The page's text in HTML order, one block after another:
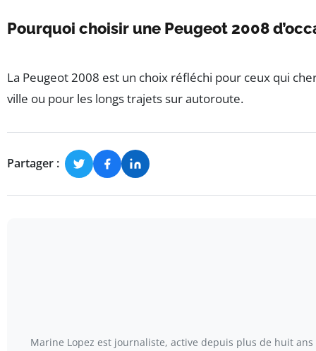
Pourquoi choisir une Peugeot 2008
La Peugeot 2008 est un choix réfléchi pour ceux qui
ville ou pour les longs trajets sur autoroute.
Partager :
Marine Lopez est journaliste, active depuis plus de huit